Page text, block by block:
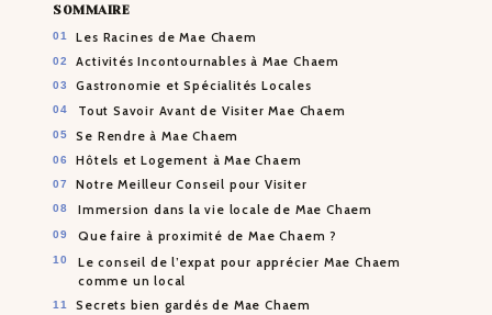
SOMMAIRE
Les Racines de Mae Chaem
Activités Incontournables à Mae Chaem
Gastronomie et Spécialités Locales
Tout Savoir Avant de Visiter Mae Chaem
Se Rendre à Mae Chaem
Hôtels et Logement à Mae Chaem
Notre Meilleur Conseil pour Visiter
Immersion dans la vie locale de Mae Chaem
Que faire à proximité de Mae Chaem ?
Le conseil de l’expat pour apprécier Mae Chaem
comme un local
Secrets bien gardés de Mae Chaem